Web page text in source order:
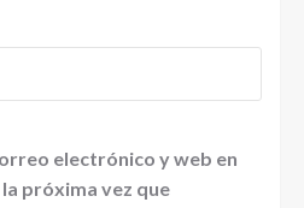
electrónico y web en
próxima vez que